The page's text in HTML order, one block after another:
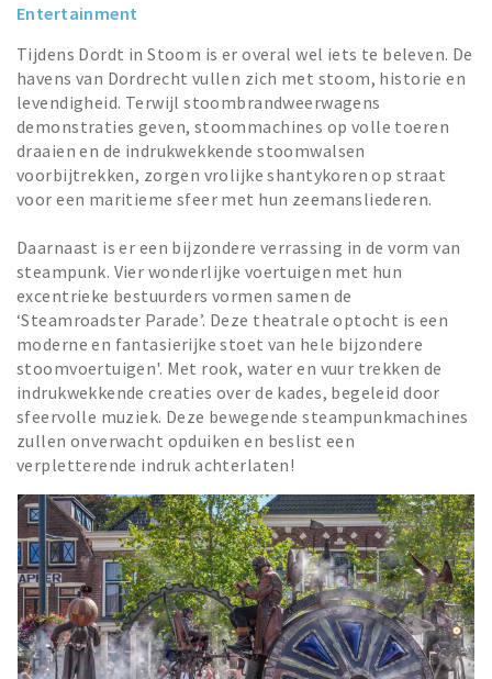
Entertainment
Tijdens Dordt in Stoom is er overal wel iets te beleven. De
havens van Dordrecht vullen zich met stoom, historie en
levendigheid. Terwijl stoombrandweerwagens
demonstraties geven, stoommachines op volle toeren
draaien en de indrukwekkende stoomwalsen
voorbijtrekken, zorgen vrolijke shantykoren op straat
voor een maritieme sfeer met hun zeemansliederen.
Daarnaast is er een bijzondere verrassing in de vorm van
steampunk. Vier wonderlijke voertuigen met hun
excentrieke bestuurders vormen samen de
‘Steamroadster Parade’. Deze theatrale optocht is een
moderne en fantasierijke stoet van hele bijzondere
stoomvoertuigen'. Met rook, water en vuur trekken de
indrukwekkende creaties over de kades, begeleid door
sfeervolle muziek. Deze bewegende steampunkmachines
zullen onverwacht opduiken en beslist een
verpletterende indruk achterlaten!